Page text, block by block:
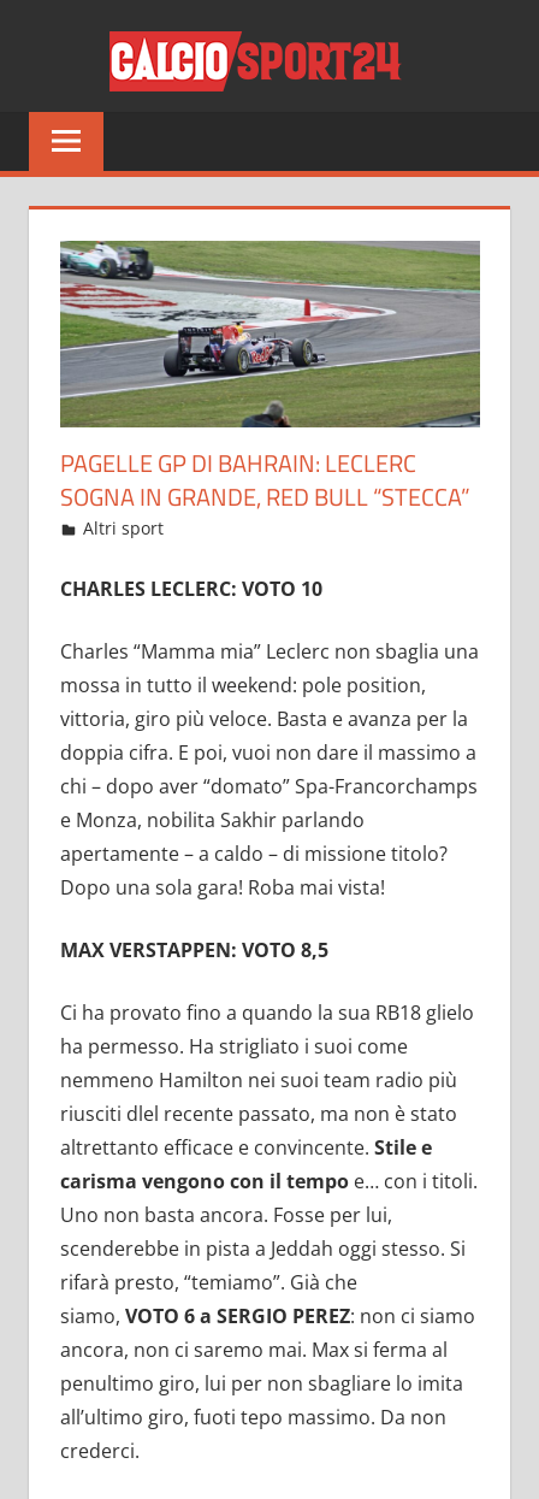
Tutto
sul
del
non
solo
PAGELLE GP DI BAHRAIN: LECLERC
SOGNA IN GRANDE, RED BULL “STECCA”
Marzo 22, 2022
admin
Altri sport
CHARLES LECLERC: VOTO 10
Charles “Mamma mia” Leclerc non sbaglia una
mossa in tutto il weekend: pole position,
vittoria, giro più veloce. Basta e avanza per la
doppia cifra. E poi, vuoi non dare il massimo a
chi – dopo aver “domato” Spa-Francorchamps
e Monza, nobilita Sakhir parlando
apertamente – a caldo – di missione titolo?
Dopo una sola gara! Roba mai vista!
MAX VERSTAPPEN: VOTO 8,5
Ci ha provato fino a quando la sua RB18 glielo
ha permesso. Ha strigliato i suoi come
nemmeno Hamilton nei suoi team radio più
riusciti dlel recente passato, ma non è stato
altrettanto efficace e convincente. Stile e
carisma vengono con il tempoe… con i titoli.
Uno non basta ancora. Fosse per lui,
scenderebbe in pista a Jeddah oggi stesso. Si
rifarà presto, “temiamo”. Già che
siamo, VOTO 6 a SERGIO PEREZ: non ci siamo
ancora, non ci saremo mai. Max si ferma al
penultimo giro, lui per non sbagliare lo imita
all’ultimo giro, fuoti tepo massimo. Da non
crederci.